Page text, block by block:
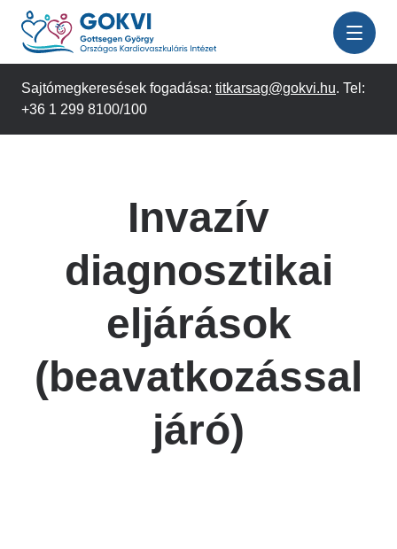
Ugrás
tartalomra
Sajtómegkeresések fogadása: titkarsag@gokvi.hu. Tel:
+36 1 299 8100/100
Invazív
diagnosztikai
eljárások
(beavatkozással
járó)